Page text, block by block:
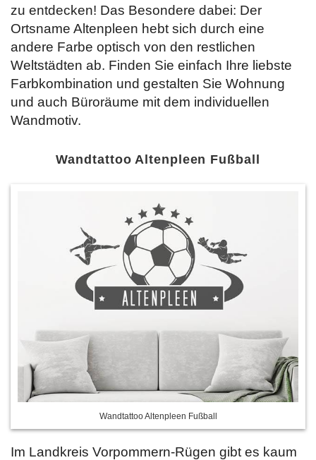
zu entdecken! Das Besondere dabei: Der
Ortsname Altenpleen hebt sich durch eine
andere Farbe optisch von den restlichen
Weltstädten ab. Finden Sie einfach Ihre liebste
Farbkombination und gestalten Sie Wohnung
und auch Büroräume mit dem individuellen
Wandmotiv.
Wandtattoo Altenpleen Fußball
Wandtattoo Altenpleen Fußball
Im Landkreis Vorpommern-Rügen gibt es kaum